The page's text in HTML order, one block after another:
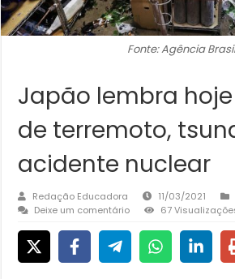
Fonte: Agência Brasil
Japão lembra hoje
de terremoto,
acidente nuclear
Redação Educadora 11/03/2021
Deixe um comentário
67